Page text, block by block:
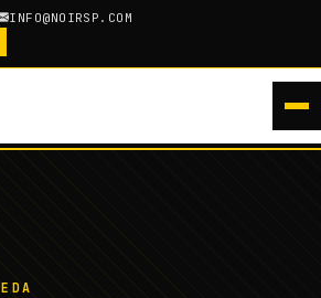
INFO@NOIRSP.COM